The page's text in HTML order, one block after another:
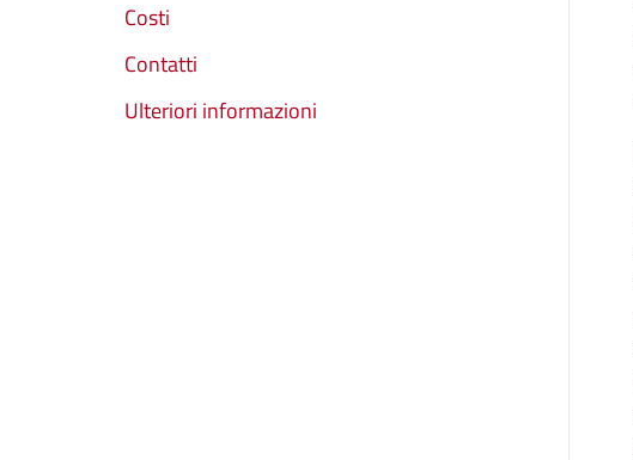
Costi
Contatti
Ulteriori informazioni